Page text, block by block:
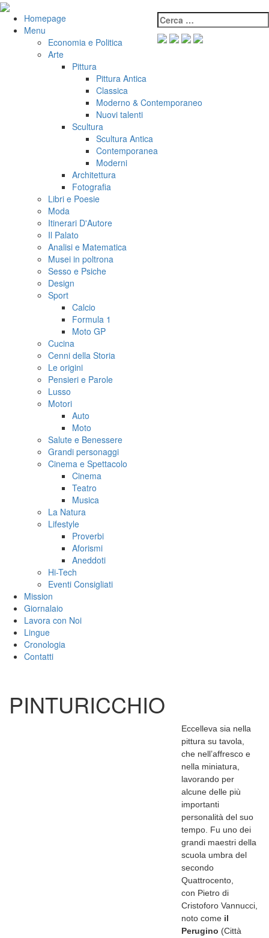
Salta
contenuto
VeniVidiVici Cerca:
Homepage
Menu
Economia e Politica
Arte
Pittura
Pittura Antica
Classica
Moderno & Contemporaneo
Nuovi talenti
Scultura
Scultura Antica
Contemporanea
Moderni
Architettura
Fotografia
Libri e Poesie
Moda
Itinerari D'Autore
Il Palato
Analisi e Matematica
Musei in poltrona
Sesso e Psiche
Design
Sport
Calcio
Formula 1
Moto GP
Cucina
Cenni della Storia
Le origini
Pensieri e Parole
Lusso
Motori
Auto
Moto
Salute e Benessere
Grandi personaggi
Cinema e Spettacolo
Cinema
Teatro
Musica
La Natura
Lifestyle
Proverbi
Aforismi
Aneddoti
Hi-Tech
Eventi Consigliati
Mission
Giornalaio
Lavora con Noi
Lingue
Cronologia
Contatti
PINTURICCHIO
Eccelleva sia nella
pittura su tavola,
che nell’affresco e
nella miniatura,
lavorando per
alcune delle più
importanti
personalità del suo
tempo. Fu uno dei
grandi maestri della
scuola umbra del
secondo
Quattrocento,
con Pietro di
Cristoforo Vannucci,
noto come il
Perugino (Città